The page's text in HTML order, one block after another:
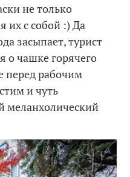
не только
их с собой :) Да
засыпает, турист
о чашке горячего
перед рабочим
и чуть
меланхолический